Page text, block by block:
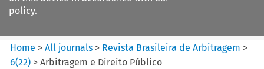
policy.
Home >All journals > Revista Brasileira de Arbitragem >
6(22) >Arbitragem e Direito Público